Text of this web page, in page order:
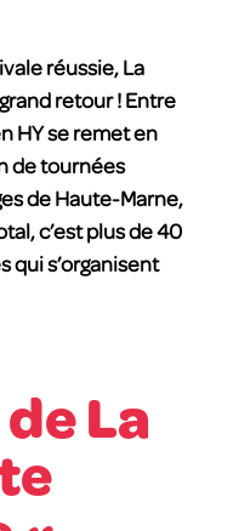
réussie, La
retour ! Entre
HY se remet en
de tournées
de Haute-Marne,
c’est plus de 40
qui s’organisent
La